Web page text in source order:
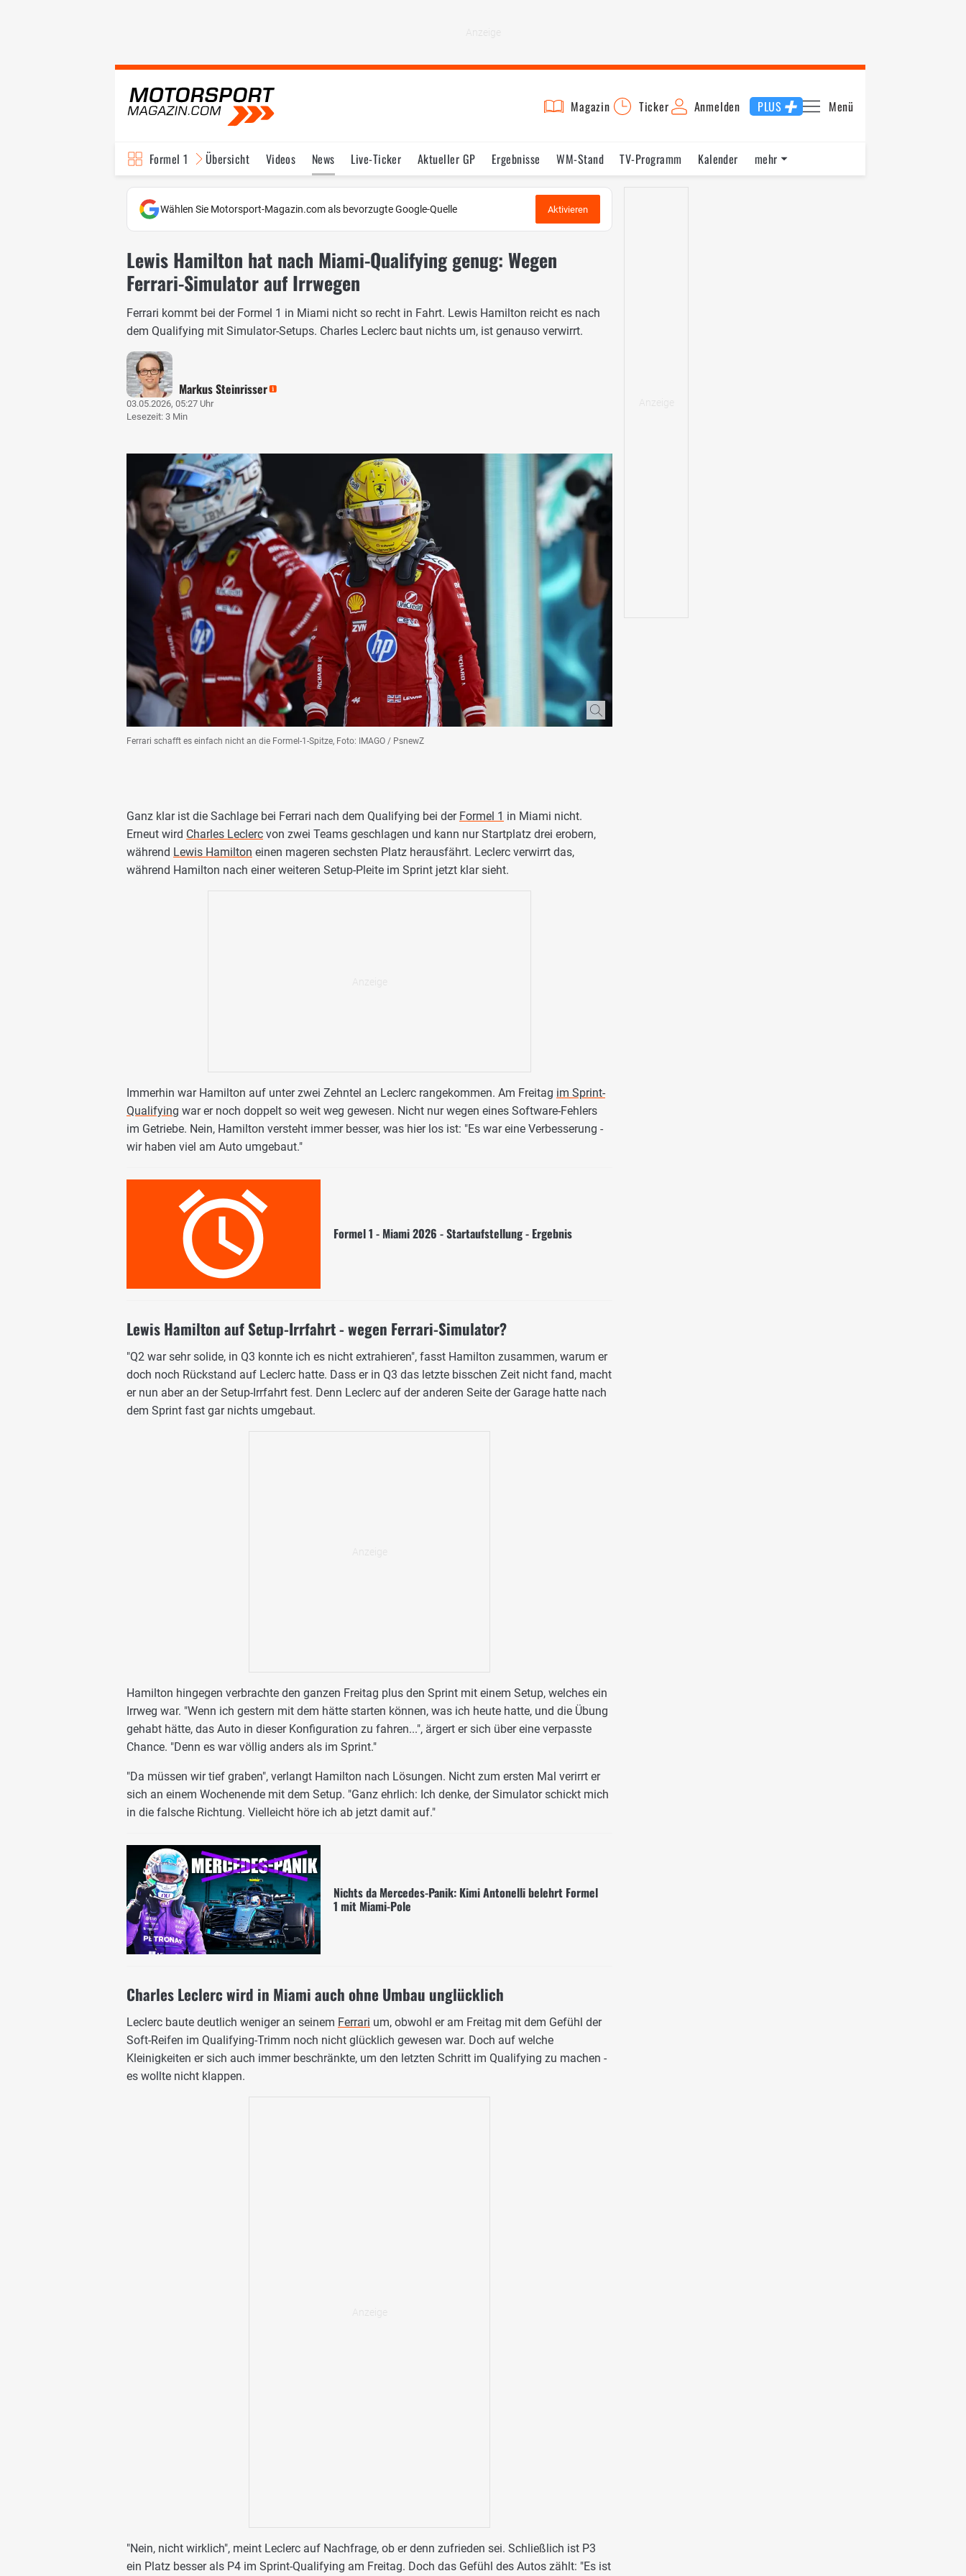
Magazin Ticker Anmelden PLUS Menü
Formel 1 Übersicht Videos News Live-Ticker Aktueller GP Ergebnisse WM-Stand TV-Programm
Kalender
Fahrer & Teams
Bilder Termine Statistik Testfahrten Reglement Lexikon
mehr
Wählen Sie Motorsport-Magazin.com als bevorzugte Google-Quelle Aktivieren
Lewis Hamilton hat nach Miami-Qualifying genug: Wegen
Ferrari-Simulator auf Irrwegen
Ferrari kommt bei der Formel 1 in Miami nicht so recht in Fahrt. Lewis Hamilton reicht es nach
dem Qualifying mit Simulator-Setups. Charles Leclerc baut nichts um, ist genauso verwirrt.
Markus Steinrisser
03.05.2026, 05:27 Uhr
Lesezeit: 3 Min
Ferrari schafft es einfach nicht an die Formel-1-Spitze, Foto: IMAGO / PsnewZ
Ganz klar ist die Sachlage bei Ferrari nach dem Qualifying bei der Formel 1 in Miami nicht.
Erneut wird Charles Leclerc von zwei Teams geschlagen und kann nur Startplatz drei erobern,
während Lewis Hamilton einen mageren sechsten Platz herausfährt. Leclerc verwirrt das,
während Hamilton nach einer weiteren Setup-Pleite im Sprint jetzt klar sieht.
Immerhin war Hamilton auf unter zwei Zehntel an Leclerc rangekommen. Am Freitag im Sprint-
Qualifying war er noch doppelt so weit weg gewesen. Nicht nur wegen eines Software-Fehlers
im Getriebe. Nein, Hamilton versteht immer besser, was hier los ist: "Es war eine Verbesserung -
wir haben viel am Auto umgebaut."
Formel 1 - Miami 2026 - Startaufstellung - Ergebnis
Lewis Hamilton auf Setup-Irrfahrt - wegen Ferrari-Simulator?
"Q2 war sehr solide, in Q3 konnte ich es nicht extrahieren", fasst Hamilton zusammen, warum er
doch noch Rückstand auf Leclerc hatte. Dass er in Q3 das letzte bisschen Zeit nicht fand, macht
er nun aber an der Setup-Irrfahrt fest. Denn Leclerc auf der anderen Seite der Garage hatte nach
dem Sprint fast gar nichts umgebaut.
Hamilton hingegen verbrachte den ganzen Freitag plus den Sprint mit einem Setup, welches ein
Irrweg war. "Wenn ich gestern mit dem hätte starten können, was ich heute hatte, und die Übung
gehabt hätte, das Auto in dieser Konfiguration zu fahren...", ärgert er sich über eine verpasste
Chance. "Denn es war völlig anders als im Sprint."
"Da müssen wir tief graben", verlangt Hamilton nach Lösungen. Nicht zum ersten Mal verirrt er
sich an einem Wochenende mit dem Setup. "Ganz ehrlich: Ich denke, der Simulator schickt mich
in die falsche Richtung. Vielleicht höre ich ab jetzt damit auf."
Nichts da Mercedes-Panik: Kimi Antonelli belehrt Formel
1 mit Miami-Pole
Charles Leclerc wird in Miami auch ohne Umbau unglücklich
Leclerc baute deutlich weniger an seinem Ferrari um, obwohl er am Freitag mit dem Gefühl der
Soft-Reifen im Qualifying-Trimm noch nicht glücklich gewesen war. Doch auf welche
Kleinigkeiten er sich auch immer beschränkte, um den letzten Schritt im Qualifying zu machen -
es wollte nicht klappen.
"Nein, nicht wirklich", meint Leclerc auf Nachfrage, ob er denn zufrieden sei. Schließlich ist P3
ein Platz besser als P4 im Sprint-Qualifying am Freitag. Doch das Gefühl des Autos zählt: "Es ist